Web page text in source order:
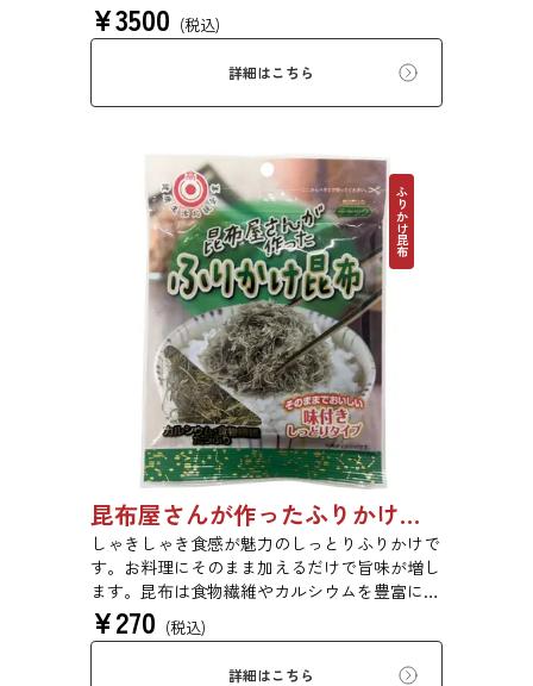
ごはんにのせるだけ、お弁当に添えるだけで、
手軽に美味しさが広がります。ご自宅用にはも
ちろん、ちょっとした贈り物にもおすすめで
す。 ※本商品はギフト仕様の化粧箱ではな
く、簡易ダンボール梱包でのお届けとなりま
ください。 【初回購入20％OFFクーポンコー
ド：08WJ6F0SSYPZ】
¥3500 (税込)
詳細はこちら
ふりかけ昆布
昆布屋さんが作ったふりかけ昆布 30g 単品 5袋セット 20袋セット 5072
しゃきしゃき食感が魅力のしっとりふりかけで
す。お料理にそのまま加えるだけで旨味が増し
ます。昆布は食物繊維やカルシウムを豊富に含
んでいるため、バランスのとれた食生活のため
にお使いいただけます。
¥270 (税込)
詳細はこちら